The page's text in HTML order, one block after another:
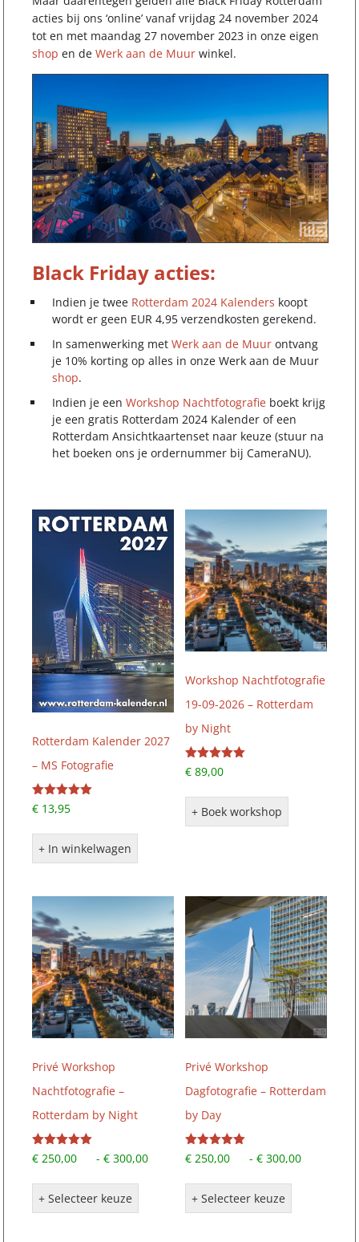
acties bij ons ‘online’ vanaf vrijdag 24 november 2024
tot en met maandag 27 november 2023 in onze eigen
shop en deWerk aan de Muur winkel.
Black Friday acties:
Indien je twee Rotterdam 2024 Kalenders koopt
wordt er geen EUR 4,95 verzendkosten gerekend.
In samenwerking metWerk aan de Muur ontvang
je 10% korting op alles in onze Werk aan de Muur
shop.
Indien je eenWorkshop Nachtfotografie boekt krijg
je een gratis Rotterdam 2024 Kalender of een
Rotterdam Ansichtkaartenset naar keuze (stuur na
het boeken ons je ordernummer bij CameraNU).
Rotterdam Kalender 2027
– MS Fotografie
Gewaardeerd
5.00
€ 13,95
+ In winkelwagen
Workshop Nachtfotografie
19-09-2026 – Rotterdam
by Night
Gewaardeerd
5.00
€ 89,00
+ Boek workshop
Privé Workshop
Nachtfotografie –
Rotterdam by Night
Gewaardeerd
5.00
€ 250,00 - € 300,00
Prijsklasse:
€ 300,00
+ Selecteer keuze
Privé Workshop
Dagfotografie – Rotterdam
by Day
Gewaardeerd
5.00
€ 250,00 - € 300,00
+ Selecteer keuze